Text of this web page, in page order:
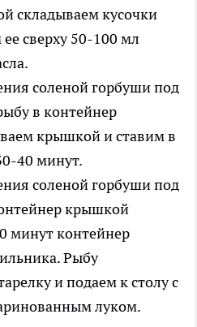
складываем кусочки
сверху 50-100 мл
крышкой и ставим в
40 минут.
минут контейнер
Рыбу
и подаем к столу с
луком.